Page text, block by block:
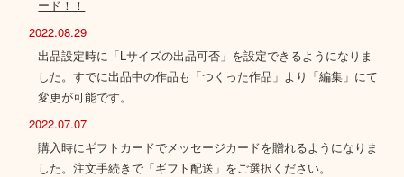
ード！！
2022.08.29
出品設定時に「Lサイズの出品可否」を設定できるようになりま
した。すでに出品中の作品も「つくった作品」より「編集」にて
変更が可能です。
2022.07.07
購入時にギフトカードでメッセージカードを贈れるようになりま
した。注文手続きで「ギフト配送」をご選択ください。